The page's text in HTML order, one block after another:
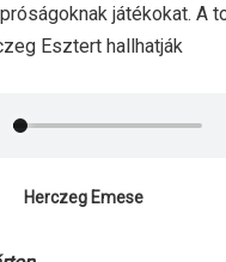
játékokat. A
Esztert hallhatják
Herczeg Emese